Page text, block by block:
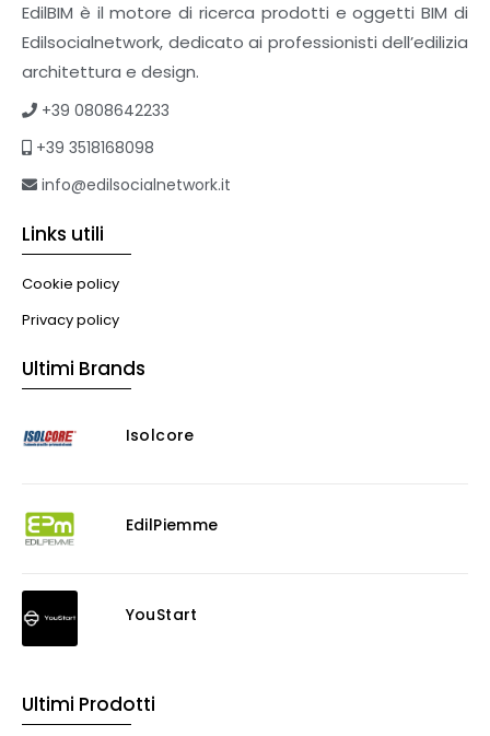
Sistemi giardini pensili
Supporti per esterni
Tetti verdi
eBook
Formazione professionale
Illuminazione
Murature
Risanamento E Restauro
Consolidanti
Rasanti per muro
EdilBIM è il motore di ricerca prodotti e oggetti BIM di
Edilsocialnetwork, dedicato ai professionisti dell’edilizia
architettura e design.
+39 0808642233
+39 3518168098
info@edilsocialnetwork.it
Links utili
Cookie policy
Privacy policy
Ultimi Brands
Isolcore
EdilPiemme
YouStart
Ultimi Prodotti